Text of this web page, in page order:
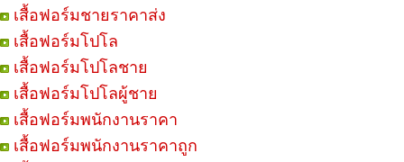
เสื้อฟอร์มชายราคาส่ง
เสื้อฟอร์มโปโล
เสื้อฟอร์มโปโลชาย
เสื้อฟอร์มโปโลผู้ชาย
เสื้อฟอร์มพนักงานราคา
เสื้อฟอร์มพนักงานราคาถูก